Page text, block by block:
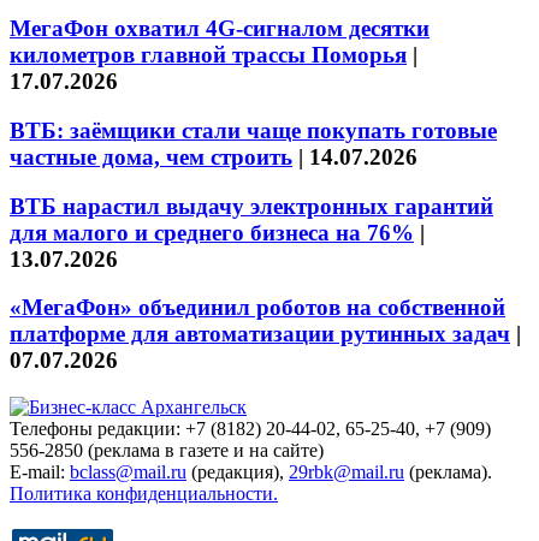
МегаФон охватил 4G-сигналом десятки
километров главной трассы Поморья |
17.07.2026
ВТБ: заёмщики стали чаще покупать готовые
частные дома, чем строить | 14.07.2026
ВТБ нарастил выдачу электронных гарантий
для малого и среднего бизнеса на 76% |
13.07.2026
«МегаФон» объединил роботов на собственной
платформе для автоматизации рутинных задач |
07.07.2026
Телефоны редакции: +7 (8182) 20-44-02, 65-25-40, +7 (909)
556-2850 (реклама в газете и на сайте)
E-mail: bclass@mail.ru (редакция), 29rbk@mail.ru (реклама).
Политика конфиденциальности.